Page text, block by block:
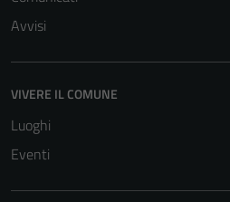
Avvisi
VIVERE IL COMUNE
Luoghi
Eventi